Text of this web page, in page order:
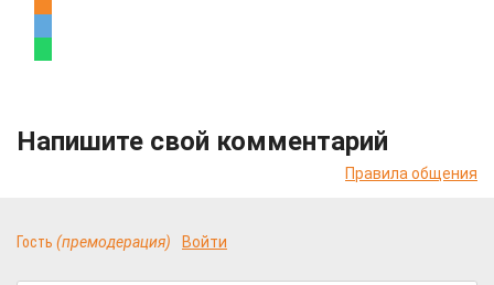
Напишите свой комментарий
Правила общения
Гость (премодерация) Войти